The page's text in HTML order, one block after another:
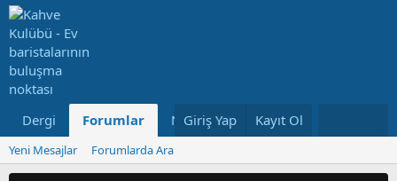
Dergi Forumlar Neler Yeni Kullanıcılar
Giriş Yap Kayıt Ol
Yeni Mesajlar Forumlarda Ara